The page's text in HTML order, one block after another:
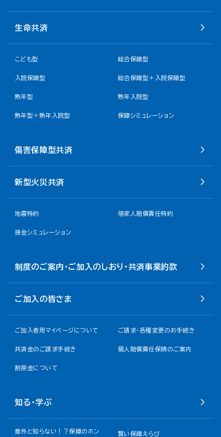
生命共済
こども型 総合保障型
入院保障型 総合保障型＋入院保障型
熟年型 熟年入院型
熟年型＋熟年入院型 保障シミュレーション
傷害保障型共済
新型火災共済
地震特約 借家人賠償責任特約
掛金シミュレーション
制度のご案内・ご加入のしおり・共済事業約款
ご加入の皆さま
ご加入者用マイページについて ご請求・各種変更のお手続き
共済金のご請求手続き 個人賠償責任保険のご案内
割戻金について​
知る・学ぶ
意外と知らない！？保障のホン
賢い保障えらび